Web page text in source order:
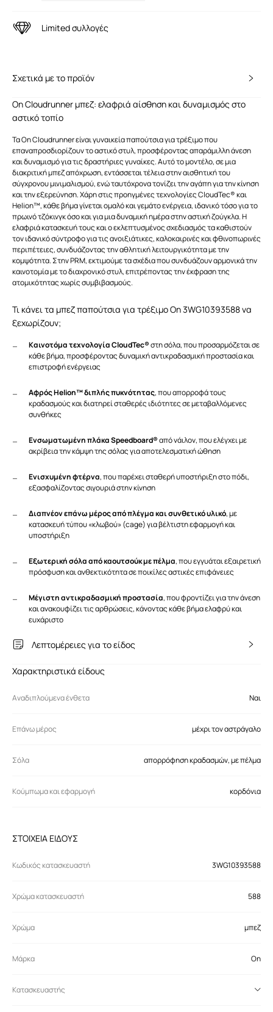
Limited συλλογές
Σχετικά με το προϊόν
On Cloudrunner μπεζ: ελαφριά αίσθηση και δυναμισμός στο
αστικό τοπίο
Τα On Cloudrunner είναι γυναικεία παπούτσια για τρέξιμο που
επαναπροσδιορίζουν το αστικό στυλ, προσφέροντας απαράμιλλη άνεση
και δυναμισμό για τις δραστήριες γυναίκες. Αυτό το μοντέλο, σε μια
διακριτική μπεζ απόχρωση, εντάσσεται τέλεια στην αισθητική του
σύγχρονου μινιμαλισμού, ενώ ταυτόχρονα τονίζει την αγάπη για την κίνηση
και την εξερεύνηση. Χάρη στις προηγμένες τεχνολογίες CloudTec® και
Helion™, κάθε βήμα γίνεται ομαλό και γεμάτο ενέργεια, ιδανικό τόσο για το
πρωινό τζόκινγκ όσο και για μια δυναμική ημέρα στην αστική ζούγκλα. Η
ελαφριά κατασκευή τους και ο εκλεπτυσμένος σχεδιασμός τα καθιστούν
τον ιδανικό σύντροφο για τις ανοιξιάτικες, καλοκαιρινές και φθινοπωρινές
περιπέτειες, συνδυάζοντας την αθλητική λειτουργικότητα με την
κομψότητα. Στην PRM, εκτιμούμε τα σχέδια που συνδυάζουν αρμονικά την
καινοτομία με το διαχρονικό στυλ, επιτρέποντας την έκφραση της
ατομικότητας χωρίς συμβιβασμούς.
Τι κάνει τα μπεζ παπούτσια για τρέξιμο On 3WG10393588 να
ξεχωρίζουν;
Καινοτόμα τεχνολογία CloudTec®στη σόλα, που προσαρμόζεται σε
κάθε βήμα, προσφέροντας δυναμική αντικραδασμική προστασία και
επιστροφή ενέργειας
Αφρός Helion™ διπλής πυκνότητας, που απορροφά τους
κραδασμούς και διατηρεί σταθερές ιδιότητες σε μεταβαλλόμενες
συνθήκες
Ενσωματωμένη πλάκα Speedboard®από νάιλον, που ελέγχει με
ακρίβεια την κάμψη της σόλας για αποτελεσματική ώθηση
Ενισχυμένη φτέρνα, που παρέχει σταθερή υποστήριξη στο πόδι,
εξασφαλίζοντας σιγουριά στην κίνηση
Διαπνέον επάνω μέρος από πλέγμα και συνθετικό υλικό, με
κατασκευή τύπου «κλωβού» (cage) για βέλτιστη εφαρμογή και
υποστήριξη
Εξωτερική σόλα από καουτσούκ με πέλμα, που εγγυάται εξαιρετική
πρόσφυση και ανθεκτικότητα σε ποικίλες αστικές επιφάνειες
Μέγιστη αντικραδασμική προστασία, που φροντίζει για την άνεση
και ανακουφίζει τις αρθρώσεις, κάνοντας κάθε βήμα ελαφρύ και
ευχάριστο
Λεπτομέρειες για το είδος
Χαρακτηριστικά είδους
Αναδιπλούμενα ένθετα Ναι
Επάνω μέρος μέχρι τον αστράγαλο
Σόλα απορρόφηση κραδασμών, με πέλμα
Κούμπωμα και εφαρμογή κορδόνια
ΣΤΟΙΧΕΙΑ ΕΙΔΟΥΣ
Κωδικός κατασκευαστή 3WG10393588
Χρώμα κατασκευαστή 588
Χρώμα μπεζ
Μάρκα On
Κατασκευαστής